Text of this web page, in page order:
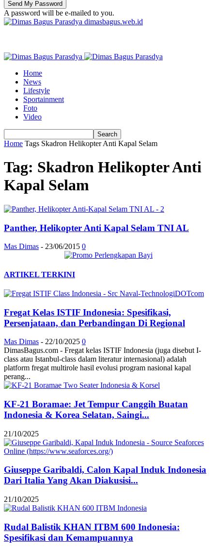
A password will be e-mailed to you.
dimasbagus.web.id
Home
News
Lifestyle
Sportainment
Foto
Video
Home Tags Skadron Helikopter Anti Kapal Selam
Tag: Skadron Helikopter Anti
Kapal Selam
Panther, Helikopter Anti Kapal Selam TNI AL
Mas Dimas - 23/06/2015 0
ARTIKEL TERKINI
Fregat Kelas ISTIF Indonesia: Spesifikasi,
Persenjataan, dan Perbandingan Di Regional
Mas Dimas - 22/10/2025 0
DimasBagus.com - Fregat kelas ISTIF Indonesia (juga disebut I-
class atau Istanbul-class dalam literatur internasional) adalah
platform fregat multirole hasil evolusi program nasional kapal
perang...
KF-21 Boramae: Jet Tempur Canggih Buatan
Indonesia & Korea Selatan, Saingi...
21/10/2025
Giuseppe Garibaldi, Calon Kapal Induk Indonesia
Dari Italia Yang Akan Diakusisi...
21/10/2025
Rudal Balistik KHAN ITBM 600 Indonesia:
Spesifikasi dan Kemampuannya